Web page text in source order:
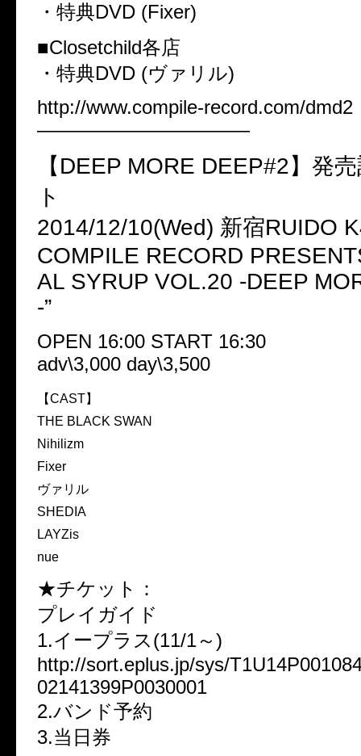
・特典DVD (Fixer)
■Closetchild各店
・特典DVD (ヴァリル)
http://www.compile-record.com/dmd2
———————————
【DEEP MORE DEEP#2】発
ト
2014/12/10(Wed) 新宿RUIDO
COMPILE RECORD
AL SYRUP VOL.20 -DEEP
-”
OPEN 16:00 START 16:30
adv\3,000 day\3,500
【CAST】
THE BLACK SWAN
Nihilizm
Fixer
ヴァリル
SHEDIA
LAYZis
nue
★チケット：
プレイガイド
1.イープラス(11/1～)
http://sort.eplus.jp/sys/
02141399P0030001
2.バンド予約
3.当日券